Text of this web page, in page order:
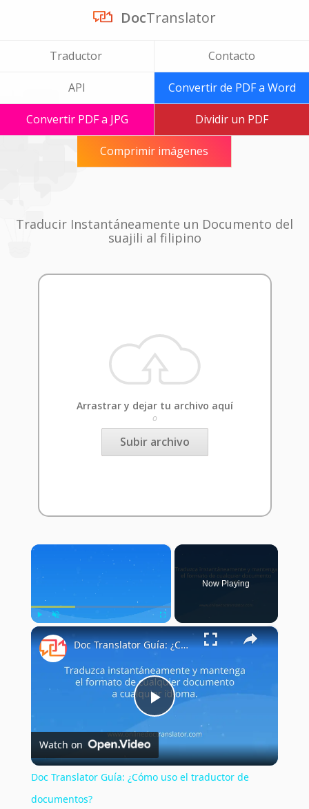
DocTranslator
Traductor Contacto
API Convertir de PDF a Word
Convertir PDF a JPG Dividir un PDF
Comprimir imágenes
Traducir Instantáneamente un Documento del
suajili al filipino
Arrastrar y dejar tu archivo aquí
o
Subir archivo
×
Play Unmute Fullscreen
Now Playing
×
Play
Video
Doc Translator Guía: ¿Cómo uso el traductor de documentos?
Watch on
Doc Translator Guía: ¿Cómo uso el traductor de
documentos?